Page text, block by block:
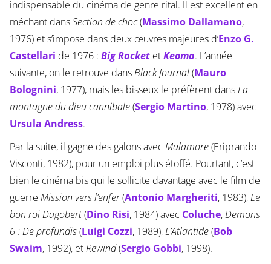
indispensable du cinéma de genre rital. Il est excellent en
méchant dansSection de choc(Massimo Dallamano,
1976) et s’impose dans deux œuvres majeures d’Enzo G.
Castellari de 1976 : Big Racket etKeoma. L’année
suivante, on le retrouve dansBlack Journal(Mauro
Bolognini, 1977), mais les bisseux le préfèrent dansLa
montagne du dieu cannibale(Sergio Martino, 1978) avec
Ursula Andress.
Par la suite, il gagne des galons avec Malamore(Eriprando
Visconti, 1982), pour un emploi plus étoffé. Pourtant, c’est
bien le cinéma bis qui le sollicite davantage avec le film de
guerre Mission vers l’enfer(Antonio Margheriti, 1983),Le
bon roi Dagobert(Dino Risi, 1984) avec Coluche,Demons
6 : De profundis(Luigi Cozzi, 1989),L’Atlantide(Bob
Swaim, 1992), etRewind(Sergio Gobbi, 1998).